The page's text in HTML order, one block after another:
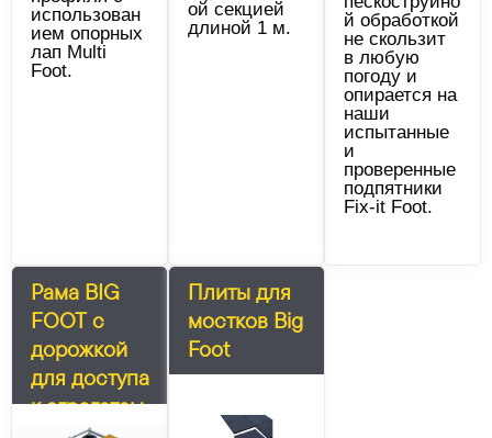
использован
ием опорных
лап Multi
Foot.
ой секцией
длиной 1 м.
й обработкой
не скользит
в любую
погоду и
опирается на
наши
испытанные
и
проверенные
подпятники
Fix-it Foot.
Рама BIG
FOOT с
дорожкой
для доступа
к агрегатам
Плиты для
мостков Big
Foot